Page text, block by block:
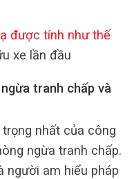
được tính như thế
xe lần đầu
tranh chấp và
nhất của công
ngừa tranh chấp.
người am hiểu pháp